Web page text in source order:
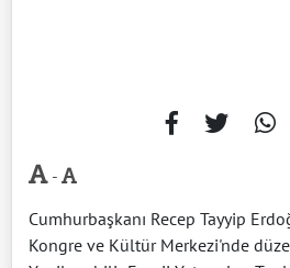
-
Cumhurbaşkanı Recep Tayyip
Kongre ve Kültür Merkezi'nde